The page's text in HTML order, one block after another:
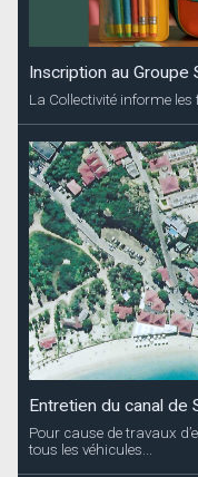
Inscription au Groupe
La Collectivité informe les
Entretien du canal de
Pour cause de travaux
tous les véhicules...